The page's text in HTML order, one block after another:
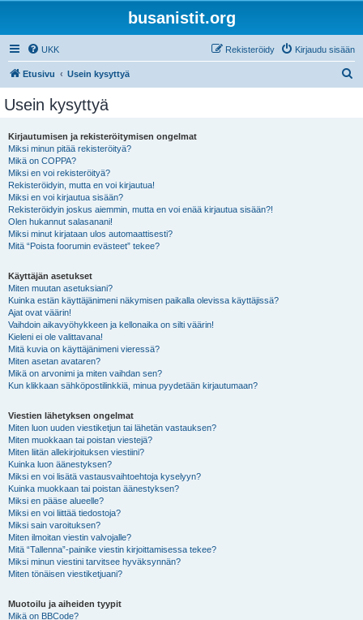
busanistit.org
UKK Kirjaudu sisään
Rekisteröidy
Etusivu Usein kysyttyä
Usein kysyttyä
Kirjautumisen ja rekisteröitymisen ongelmat
Miksi minun pitää rekisteröityä?
Mikä on COPPA?
Miksi en voi rekisteröityä?
Rekisteröidyin, mutta en voi kirjautua!
Miksi en voi kirjautua sisään?
Rekisteröidyin joskus aiemmin, mutta en voi enää kirjautua sisään?!
Olen hukannut salasanani!
Miksi minut kirjataan ulos automaattisesti?
Mitä “Poista foorumin evästeet” tekee?
Käyttäjän asetukset
Miten muutan asetuksiani?
Kuinka estän käyttäjänimeni näkymisen paikalla olevissa käyttäjissä?
Ajat ovat väärin!
Vaihdoin aikavyöhykkeen ja kellonaika on silti väärin!
Kieleni ei ole valittavana!
Mitä kuvia on käyttäjänimeni vieressä?
Miten asetan avataren?
Mikä on arvonimi ja miten vaihdan sen?
Kun klikkaan sähköpostilinkkiä, minua pyydetään kirjautumaan?
Viestien lähetyksen ongelmat
Miten luon uuden viestiketjun tai lähetän vastauksen?
Miten muokkaan tai poistan viestejä?
Miten liitän allekirjoituksen viestiini?
Kuinka luon äänestyksen?
Miksi en voi lisätä vastausvaihtoehtoja kyselyyn?
Kuinka muokkaan tai poistan äänestyksen?
Miksi en pääse alueelle?
Miksi en voi liittää tiedostoja?
Miksi sain varoituksen?
Miten ilmoitan viestin valvojalle?
Mitä “Tallenna”-painike viestin kirjoittamisessa tekee?
Miksi minun viestini tarvitsee hyväksynnän?
Miten tönäisen viestiketjuani?
Muotoilu ja aiheiden tyypit
Mikä on BBCode?